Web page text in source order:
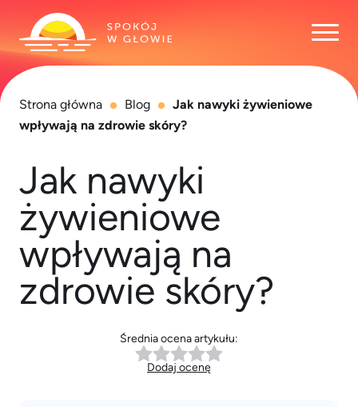
Strona główna Blog
Jak nawyki żywieniowe
wpływają na zdrowie skóry?
Jak nawyki
żywieniowe
wpływają na
zdrowie skóry?
Średnia ocena artykułu:
Dodaj ocenę